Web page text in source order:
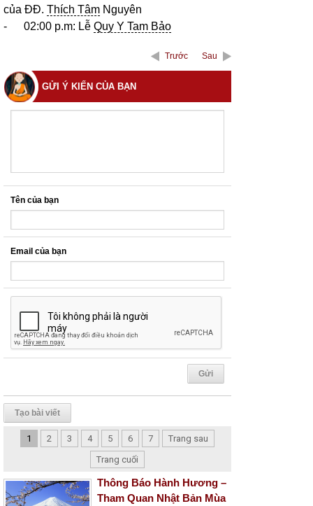
của ĐĐ. Thích Tâm Nguyên
- 02:00 p.m: Lễ Quy Y Tam Bảo
Trước Sau
GỬI Ý KIẾN CỦA BẠN
Tên của bạn
Email của bạn
Tạo bài viết
1 2 3 4 5 6 7
Trang sau
Trang cuối
Thông Báo Hành Hương –
Tham Quan Nhật Bản Mùa